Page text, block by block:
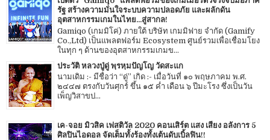
รัฐ สร้างความมั่นใจระบบความปลอดภัย และผลักดัน
อุตสาหกรรมเกมในไทย...สู่สากล!
Gamiqo (เกมมิโค่) ภายใต้ บริษัท เกมมิฟาย จำกัด (Gamify
Co.,Ltd) เป็นแพลตฟอร์ม Ecosystem ศูนย์รวมเพื่อเชื่อมโยง
ในทุก ๆ ด้านของอุตสาหกรรมเกมข...
ประวัติ หลวงปู่ดู่ พฺรหฺมปัญโญ วัดสะแก
นามเดิม :- มีชื่อว่า “ดู่” เกิด :- เมื่อวันที่ ๑๐ พฤษภาคม พ.ศ.
๒๔๔๗ ตรงกับวันศุกร์ ขึ้น ๑๕ ค่ำ เดือน ๖ ปีมะโรง ซึ่งเป็นวัน
เพ็ญวิสาขป...
เค-จอย มิวสิค เฟสติวัล 2020 คอนเสิร์ต แสง เสียง อลังการ 5
ศิลปินไอดอล จัดเต็มทั้งร้องทั้งเต้นดับเบิ้ลฟิน!!